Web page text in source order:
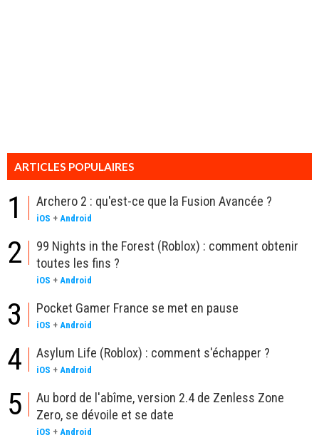
ARTICLES POPULAIRES
1 Archero 2 : qu'est-ce que la Fusion Avancée ?
iOS + Android
2
99 Nights in the Forest (Roblox) : comment obtenir
toutes les fins ?
iOS + Android
3 Pocket Gamer France se met en pause
iOS + Android
4 Asylum Life (Roblox) : comment s'échapper ?
iOS + Android
5
Au bord de l'abîme, version 2.4 de Zenless Zone
Zero, se dévoile et se date
iOS + Android